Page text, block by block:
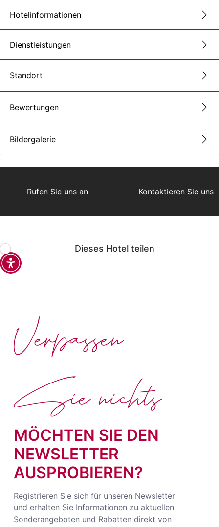
Hotelinformationen
Dienstleistungen
Standort
Bewertungen
Bildergalerie
Rufen Sie uns an Kontaktieren Sie uns
Dieses Hotel teilen
MÖCHTEN SIE DEN
NEWSLETTER
AUSPROBIEREN?
Registrieren Sie sich für unseren Newsletter
und erhalten Sie Informationen zu aktuellen
Sonderangeboten und Rabatten direkt von
Verpassen
Sie nichts